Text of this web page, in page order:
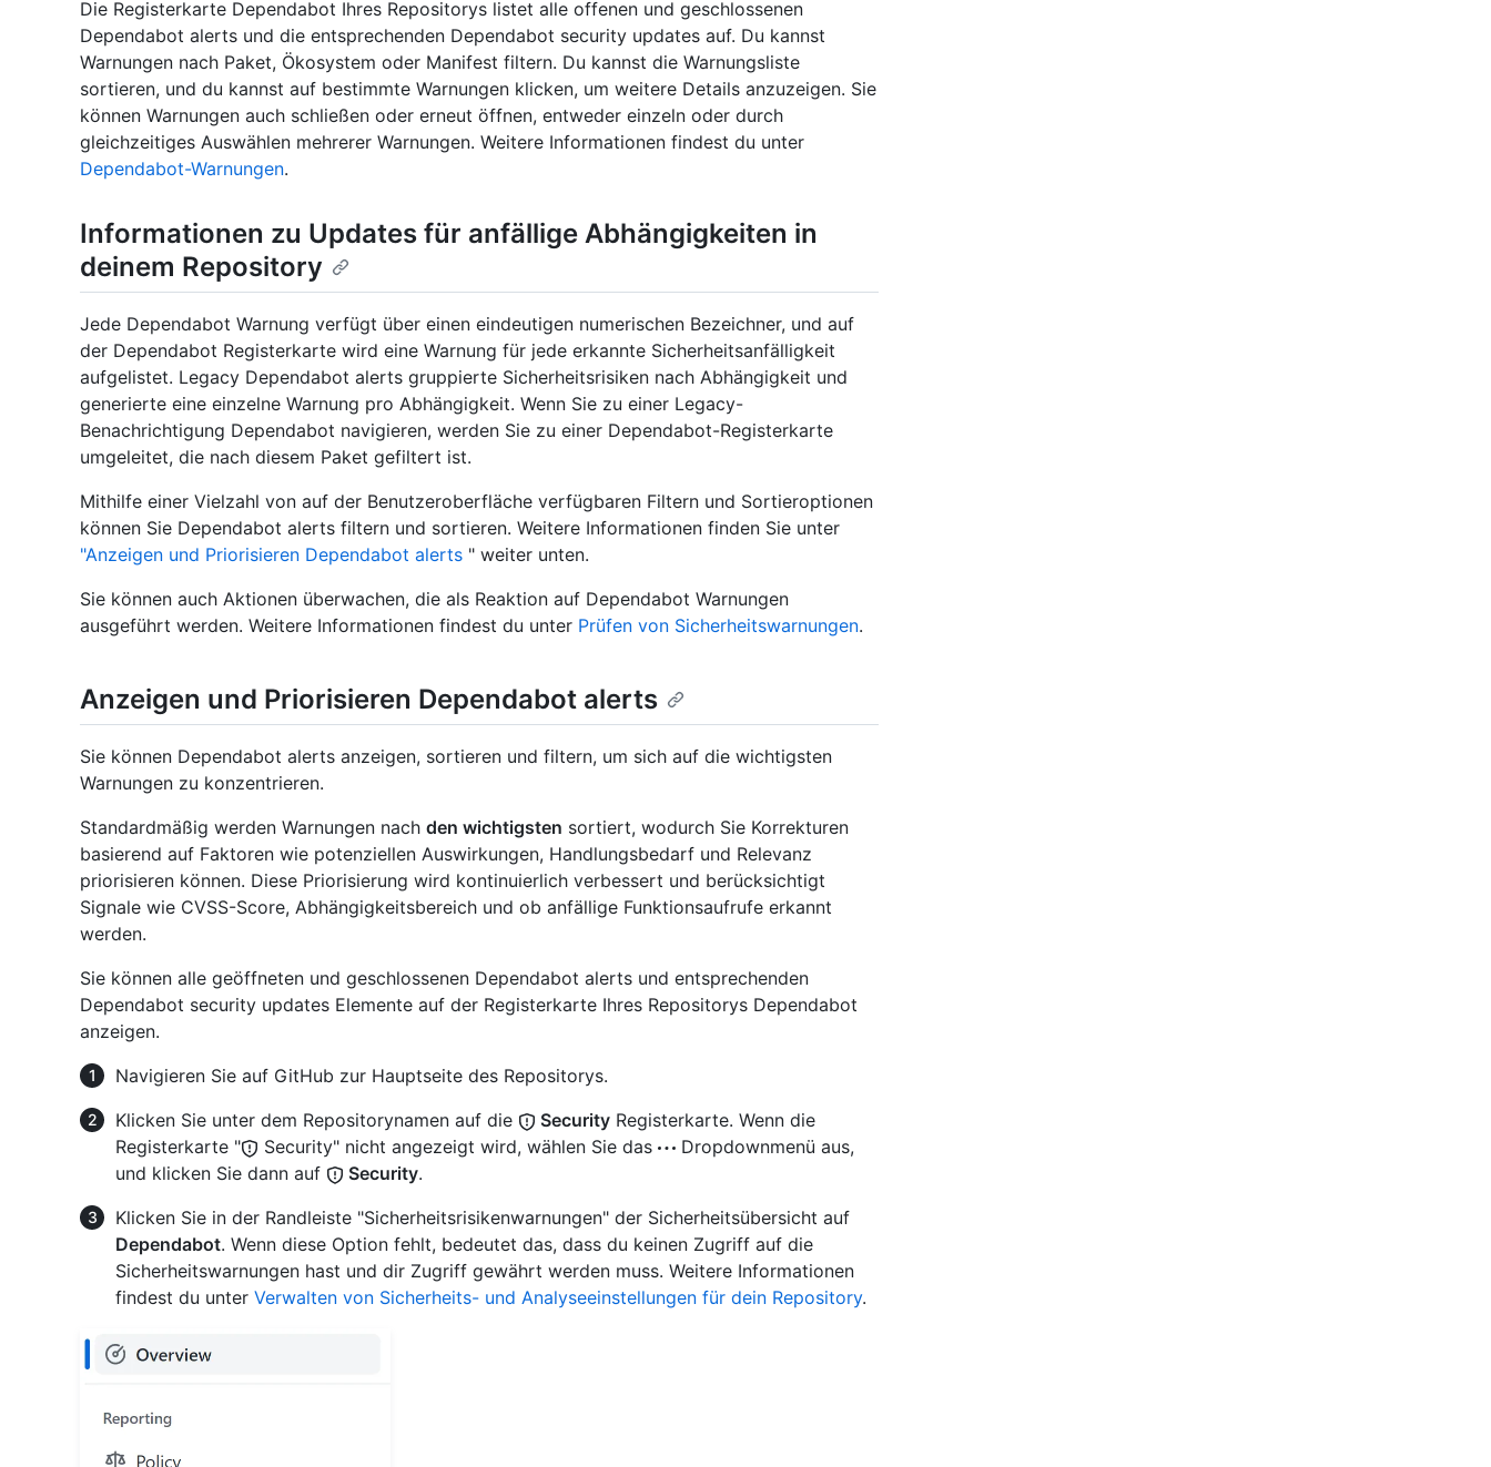
Die Registerkarte Dependabot Ihres Repositorys listet alle offenen und geschlossenen
Dependabot alerts und die entsprechenden Dependabot security updates auf. Du kannst
Warnungen nach Paket, Ökosystem oder Manifest filtern. Du kannst die Warnungsliste
sortieren, und du kannst auf bestimmte Warnungen klicken, um weitere Details anzuzeigen. Sie
können Warnungen auch schließen oder erneut öffnen, entweder einzeln oder durch
gleichzeitiges Auswählen mehrerer Warnungen. Weitere Informationen findest du unter
Dependabot-Warnungen.
Informationen zu Updates für anfällige Abhängigkeiten in
deinem Repository
Jede Dependabot Warnung verfügt über einen eindeutigen numerischen Bezeichner, und auf
der Dependabot Registerkarte wird eine Warnung für jede erkannte Sicherheitsanfälligkeit
aufgelistet. Legacy Dependabot alerts gruppierte Sicherheitsrisiken nach Abhängigkeit und
generierte eine einzelne Warnung pro Abhängigkeit. Wenn Sie zu einer Legacy-
Benachrichtigung Dependabot navigieren, werden Sie zu einer Dependabot-Registerkarte
umgeleitet, die nach diesem Paket gefiltert ist.
Mithilfe einer Vielzahl von auf der Benutzeroberfläche verfügbaren Filtern und Sortieroptionen
können Sie Dependabot alerts filtern und sortieren. Weitere Informationen finden Sie unter
"Anzeigen und Priorisieren Dependabot alerts " weiter unten.
Sie können auch Aktionen überwachen, die als Reaktion auf Dependabot Warnungen
ausgeführt werden. Weitere Informationen findest du unter Prüfen von Sicherheitswarnungen.
Anzeigen und Priorisieren Dependabot alerts
Sie können Dependabot alerts anzeigen, sortieren und filtern, um sich auf die wichtigsten
Warnungen zu konzentrieren.
Standardmäßig werden Warnungen nach den wichtigsten sortiert, wodurch Sie Korrekturen
basierend auf Faktoren wie potenziellen Auswirkungen, Handlungsbedarf und Relevanz
priorisieren können. Diese Priorisierung wird kontinuierlich verbessert und berücksichtigt
Signale wie CVSS-Score, Abhängigkeitsbereich und ob anfällige Funktionsaufrufe erkannt
werden.
Sie können alle geöffneten und geschlossenen Dependabot alerts und entsprechenden
Dependabot security updates Elemente auf der Registerkarte Ihres Repositorys Dependabot
anzeigen.
Navigieren Sie auf GitHub zur Hauptseite des Repositorys.
Klicken Sie unter dem Repositorynamen auf die
Security Registerkarte. Wenn die
Registerkarte "
Security" nicht angezeigt wird, wählen Sie das
Dropdownmenü aus,
und klicken Sie dann auf
Security.
Klicken Sie in der Randleiste "Sicherheitsrisikenwarnungen" der Sicherheitsübersicht auf
Dependabot. Wenn diese Option fehlt, bedeutet das, dass du keinen Zugriff auf die
Sicherheitswarnungen hast und dir Zugriff gewährt werden muss. Weitere Informationen
findest du unter Verwalten von Sicherheits- und Analyseeinstellungen für dein Repository.